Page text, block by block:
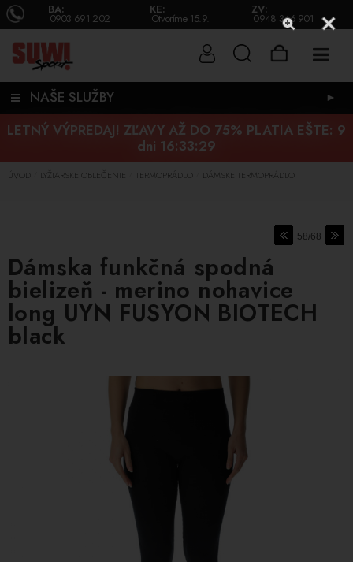
BA:
0903 691 202
KE:
Otvoríme 15.9.
ZV:
0948 346 901
NAŠE SLUŽBY ►
LETNÝ VÝPREDAJ! ZĽAVY AŽ DO 75% PLATIA EŠTE: 9
dni 16:33:28
ÚVOD LYŽIARSKE OBLEČENIE TERMOPRÁDLO DÁMSKE TERMOPRÁDLO
58/68
Dámska funkčná spodná
bielizeň - merino nohavice
long UYN FUSYON BIOTECH
black